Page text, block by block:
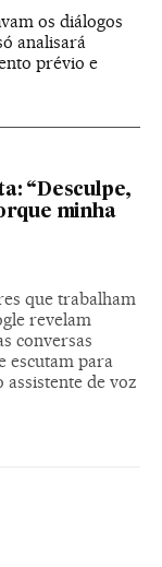
os diálogos
analisará
prévio e
“Desculpe,
minha
que trabalham
revelam
conversas
escutam para
de voz